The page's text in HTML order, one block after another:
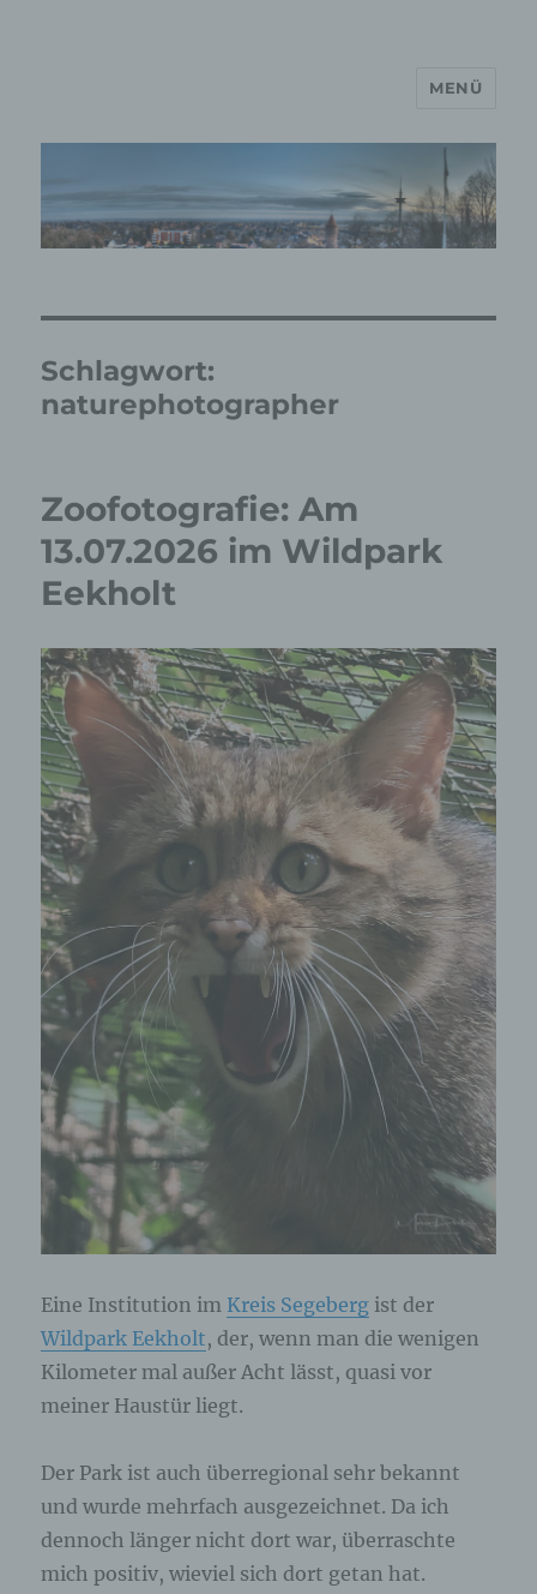
MP Mario Porten Beratung
Training Coaching
MENÜ
Schlagwort:
naturephotographer
Zoofotografie: Am
13.07.2026 im Wildpark
Eekholt
Eine Institution im Kreis Segeberg ist der
Wildpark Eekholt, der, wenn man die wenigen
Kilometer mal außer Acht lässt, quasi vor
meiner Haustür liegt.
Der Park ist auch überregional sehr bekannt
und wurde mehrfach ausgezeichnet. Da ich
dennoch länger nicht dort war, überraschte
mich positiv, wieviel sich dort getan hat.